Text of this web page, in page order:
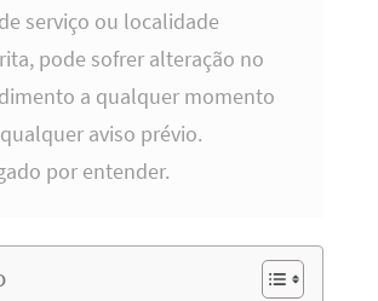
serviço ou localidade
pode sofrer alteração no
a qualquer momento
aviso prévio.
por entender.